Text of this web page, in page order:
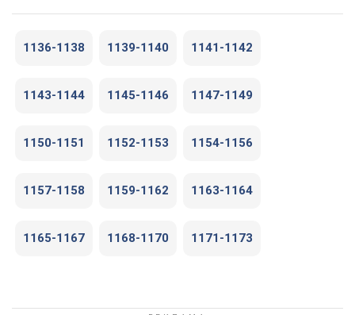
1136-1138 1139-1140 1141-1142
1143-1144 1145-1146 1147-1149
1150-1151 1152-1153 1154-1156
1157-1158 1159-1162 1163-1164
1165-1167 1168-1170 1171-1173